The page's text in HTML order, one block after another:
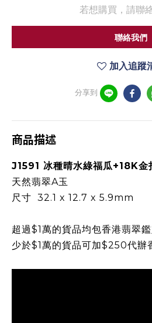
若想購買，請聯
聯絡我們
加入追蹤
分享到
商品描述
J1591 冰種晴水綠福瓜+18K金
天然翡翠A玉
尺寸 32.1 x 12.7 x 5.9mm
超過$1萬的貨品均包香港翡翠鑑
少於$1萬的貨品可加$250代辦